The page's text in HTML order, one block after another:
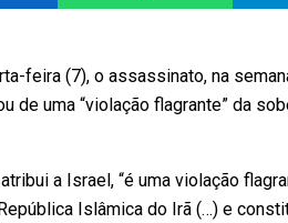
feira (7), o assassinato, na
de uma “violação flagrante” da
a Israel, “é uma violação
Islâmica do Irã (…) e